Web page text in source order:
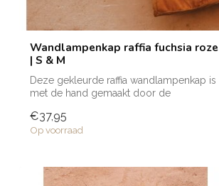
Wandlampenkap raffia fuchsia roze
| S & M
Deze gekleurde raffia wandlampenkap is
met de hand gemaakt door de
€37,95
Op voorraad